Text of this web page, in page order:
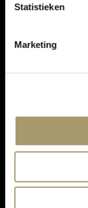
Statistieken
Marketing
ALGEMENE